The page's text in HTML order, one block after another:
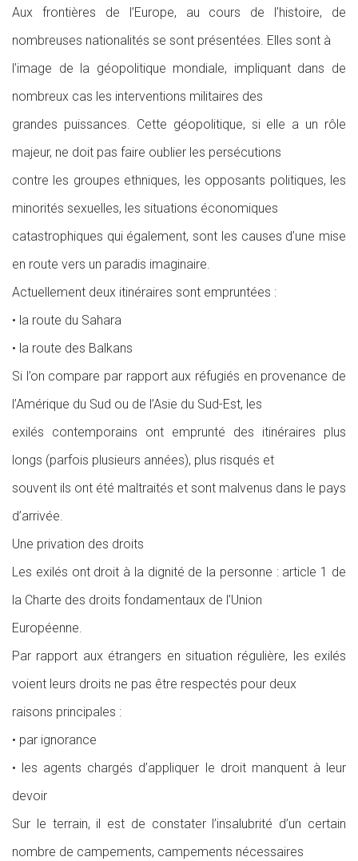
Aux frontières de l’Europe, au cours de l’histoire, de
nombreuses nationalités se sont présentées. Elles sont à
l’image de la géopolitique mondiale, impliquant dans de
nombreux cas les interventions militaires des
grandes puissances. Cette géopolitique, si elle a un rôle
majeur, ne doit pas faire oublier les persécutions
contre les groupes ethniques, les opposants politiques, les
minorités sexuelles, les situations économiques
catastrophiques qui également, sont les causes d’une mise
en route vers un paradis imaginaire.
Actuellement deux itinéraires sont empruntées :
• la route du Sahara
• la route des Balkans
Si l’on compare par rapport aux réfugiés en provenance de
l’Amérique du Sud ou de l’Asie du Sud-Est, les
exilés contemporains ont emprunté des itinéraires plus
longs (parfois plusieurs années), plus risqués et
souvent ils ont été maltraités et sont malvenus dans le pays
d’arrivée.
Une privation des droits
Les exilés ont droit à la dignité de la personne : article 1 de
la Charte des droits fondamentaux de l’Union
Européenne.
Par rapport aux étrangers en situation régulière, les exilés
voient leurs droits ne pas être respectés pour deux
raisons principales :
• par ignorance
• les agents chargés d’appliquer le droit manquent à leur
devoir
Sur le terrain, il est de constater l’insalubrité d’un certain
nombre de campements, campements nécessaires